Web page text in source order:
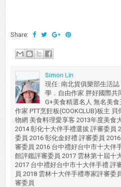
Share:
Simon Lin
現任: 南北貨俱樂部生活
學．自由作家 胖好國際共
G+美食精選名人 無名美
作家 PTT烹飪板(COOKCLUB)板主
物網 美食料理愛享客 2013年度美食
2014 彰化十大伴手禮選拔 評審委員
委員 2016 彰化金好禮 評審委員
審委員 2016 台中禮好台中市十大伴
館評鑑評審委員 2017 雲林第十屆十
2017 台中禮好台中市十大伴手禮 評
員 2018 雲林十大伴手禮專家評審委
審委員